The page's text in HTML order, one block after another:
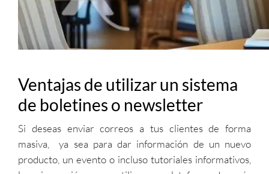
Ventajas de utilizar un sistema
de boletines o newsletter
Si deseas enviar correos a tus clientes de forma
masiva, ya sea para dar información de un nuevo
producto, un evento o incluso tutoriales informativos,